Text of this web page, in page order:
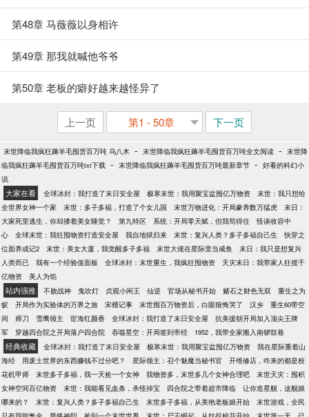
第48章 马薇薇以身相许
第49章 那我就喊他爷爷
第50章 老板的癖好越来越怪异了
上一页 第1 - 50章 下一页
末世降临我疯狂薅羊毛囤货百万吨 乌八木 - 末世降临我疯狂薅羊毛囤货百万吨全文阅读 - 末世降
临我疯狂薅羊毛囤货百万吨txt下载 - 末世降临我疯狂薅羊毛囤货百万吨最新章节 - 好看的科幻小
说
大家在看 全球冰封：我打造了末日安全屋 极寒末世：我用聚宝盆囤亿万物资
末世：我只想给
全世界女神一个家
末世：多子多福，打造了个女儿国 末世万物进化：开局豢养数万猛虎
末日：
大家死里逃生，你却搂着美女睡觉？
第九特区 系统：开局零天赋，但我苟得住
怪谈收容中
心
全球末世：我狂囤物资打造安全屋 我自地狱归来 末世：复兴人类？多子多福自己生
快穿之
位面养成记2
末世：美女大厦，我觉醒多子多福 末世大佬在星际里当咸鱼
末日：我只是想复兴
人类而已
我有一个经验值面板 全球冰封：末世重生，我疯狂囤物资
天灾末日：我带家人狂揽千
亿物资
美人为馅
站内强推 不败战神 鬼吹灯 贞观小闲王 仙逆 官场从秘书开始 赌石之财色无双
重生之为
蚁
开局作为实验体的万界之旅 宋檀记事 末世囤百万物资后，白眼狼悔哭了 汉乡
重生60带空
间
师刀 雪鹰领主 宦海红颜香 全球冰封：我打造了末日安全屋
抗美援朝开局加入顶尖王牌
军
穿越四合院之开局落户四合院 吞噬星空：开局签到帝经 1952，我带全家搬入南锣鼓巷
经典收藏 全球冰封：我打造了末日安全屋 极寒末世：我用聚宝盆囤亿万物资
我在星际重着山
海经
用废土世界的东西赚钱不过分吧？ 星际领主：召个魅魔当秘书官
开维修店，咋来的都是校
花机甲师
末世多子多福，我一天捡一个女神 我物资多，末世多几个女神合理吧
末世天灾：囤积
女神空间百亿物资
末世：我能看见血条，杀怪掉宝 四合院之带着超市降临
让你造星舰，这舰娘
哪来的？
末世：复兴人类？多子多福自己生 末世多子多福，从美艳老板娘开始
末世游戏，全民